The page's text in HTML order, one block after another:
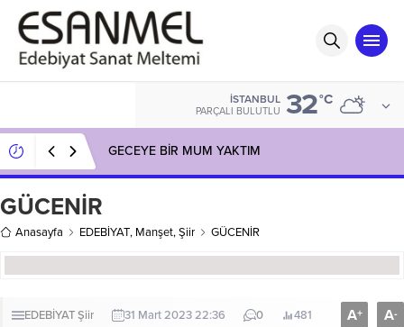
İSTANBUL
PARÇALI BULUTLU 32°C
GECEYE BİR MUM YAKTIM
GÜCENİR
Anasayfa EDEBİYAT, Manşet,Şiir GÜCENİR
EDEBİYATŞiir 31 Mart 2023 22:36 0 481 A+ A-